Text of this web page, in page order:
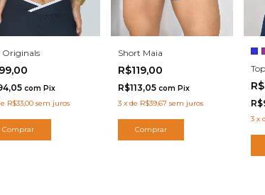
Originals
com Pix
R$33,00 sem juros
Comprar
Short Maia
R$119,00
R$113,05 com Pix
3 x de R$39,67 sem juros
Comprar
3 x